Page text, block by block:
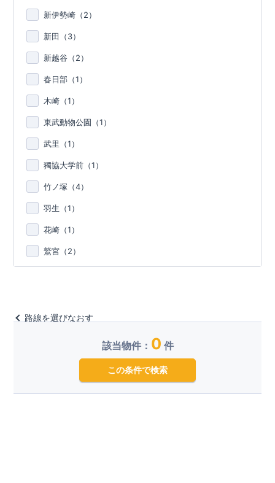
新伊勢崎（2）
新田（3）
新越谷（2）
春日部（1）
木崎（1）
東武動物公園（1）
武里（1）
獨協大学前（1）
竹ノ塚（4）
羽生（1）
花崎（1）
鷲宮（2）
路線を選びなおす
該当物件： 0 件
この条件で検索